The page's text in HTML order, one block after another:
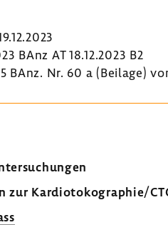
BAnz AT 18.12.2023 B2
BAnz. Nr. 60 a (Beilage)
zur Kardiotokographie/